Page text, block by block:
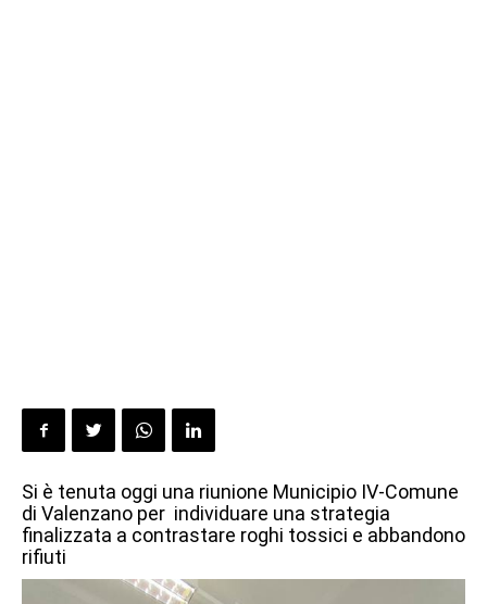
Si è tenuta oggi una riunione Municipio IV-Comune
di Valenzano per individuare una strategia
finalizzata a contrastare roghi tossici e abbandono
rifiuti